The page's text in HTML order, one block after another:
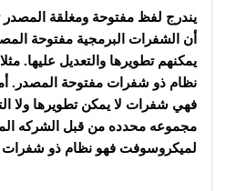
يندرج لفظ مفتوحة ومغلقة المصدر
أن الشفرات البرمجية مفتوحة
يمكنهم تطويرها والتعديل عليها.
نظام ذو شفرات مفتوحة المصدر.
فهي شفرات لا يمكن تطويرها ولا
مجموعه محدده من قبل الشركه
لميكروسوفت فهو نظام ذو شفرات